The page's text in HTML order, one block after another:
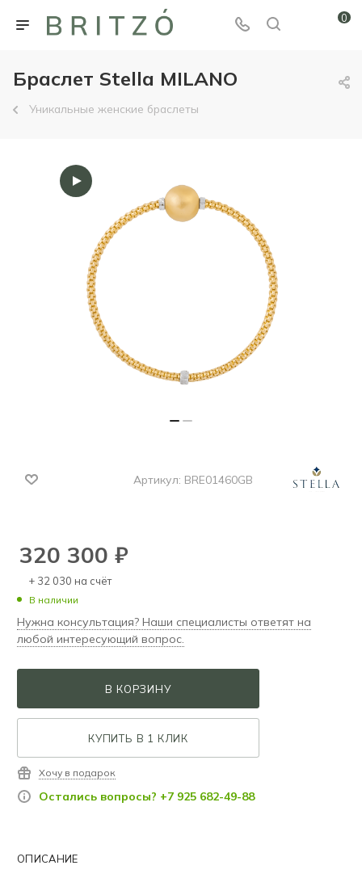
0
Браслет Stella MILANO
Уникальные женские браслеты
Артикул: BRE01460GB
320 300 ₽
+ 32 030 на счёт
В наличии
Нужна консультация? Наши специалисты ответят на
любой интересующий вопрос.
В КОРЗИНУ
КУПИТЬ В 1 КЛИК
Хочу в подарок
Остались вопросы? +7 925 682-49-88
ОПИСАНИЕ